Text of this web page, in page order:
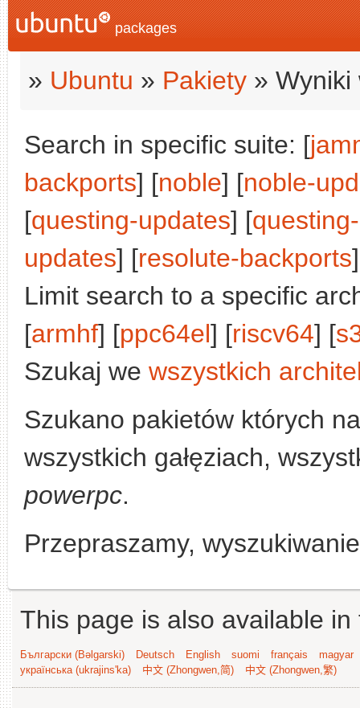
packages
» Ubuntu » Pakiety » Wyniki
Search in specific suite: [
backports] [noble] [noble-
[questing-updates] [
updates] [resolute-backports
Limit search to a specific
[armhf] [ppc64el] [riscv64] [
Szukaj we wszystkich
Szukano pakietów których
wszystkich gałęziach,
powerpc.
Przepraszamy,
This page is also available
Български (Bəlgarski) Deutsch English suomi français
magyar
українська (ukrajins'ka)
中文 (Zhongwen,简) 中文 (Zhongwen,繁)